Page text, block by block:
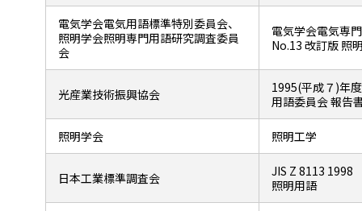
電気学会電気用語標準特別委員会、
照明学会照明専門用語研究調査委員
会
電気学会電気専
No.13 改訂版 照
光産業技術振興協会
1995(平成７)年度
用語委員会 報告
照明学会 照明工学
日本工業標準調査会
JIS Z 8113 1998
照明用語